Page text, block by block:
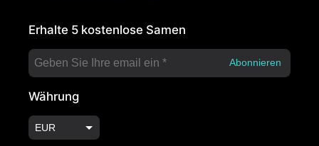
Erhalte 5 kostenlose Samen
Währung
EUR